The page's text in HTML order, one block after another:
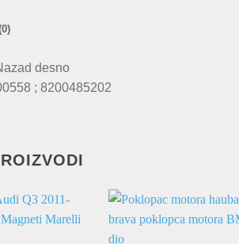
desno
; 8200485202